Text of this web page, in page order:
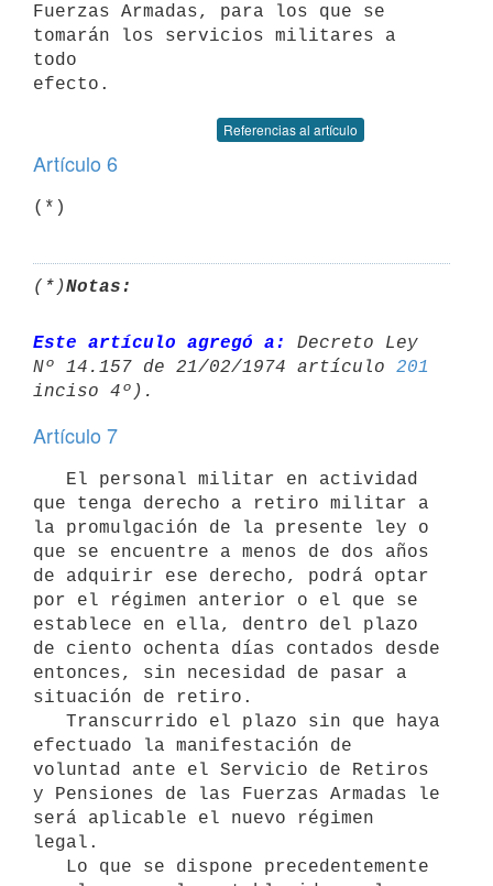
Fuerzas Armadas, para los que se
tomarán los servicios militares a
todo
Referencias al artículo
Artículo 6
(*)
(*)Notas:
Este artículo agregó a:
Decreto Ley
Nº 14.157 de 21/02/1974 artículo 201
Artículo 7
que tenga derecho a retiro militar a
la promulgación de la presente ley o
que se encuentre a menos de dos años
de adquirir ese derecho, podrá optar
por el régimen anterior o el que se
establece en ella, dentro del plazo
de ciento ochenta días contados desde
entonces, sin necesidad de pasar a
situación de retiro.
efectuado la manifestación de
voluntad ante el Servicio de Retiros
y Pensiones de las Fuerzas Armadas le
será aplicable el nuevo régimen
legal.